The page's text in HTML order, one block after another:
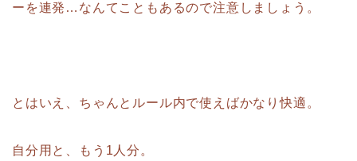
ーを連発…なんてこともあるので注意しましょう。
とはいえ、ちゃんとルール内で使えばかなり快適。
自分用と、もう1人分。